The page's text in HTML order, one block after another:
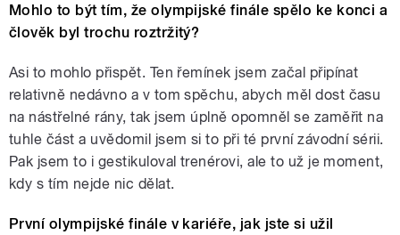
Mohlo to být tím, že olympijské finále spělo ke konci a
člověk byl trochu roztržitý?
Asi to mohlo přispět. Ten řemínek jsem začal připínat
relativně nedávno a v tom spěchu, abych měl dost času
na nástřelné rány, tak jsem úplně opomněl se zaměřit na
tuhle část a uvědomil jsem si to při té první závodní sérii.
Pak jsem to i gestikuloval trenérovi, ale to už je moment,
kdy s tím nejde nic dělat.
První olympijské finále v kariéře, jak jste si užil